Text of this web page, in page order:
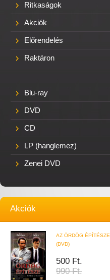
Ritkaságok
Akciók
Előrendelés
Raktáron
Blu-ray
DVD
CD
LP (hanglemez)
Zenei DVD
Akciók
AZ ÖRDÖG ÉPÍTÉSZE
(DVD)
500 Ft.
990 Ft.